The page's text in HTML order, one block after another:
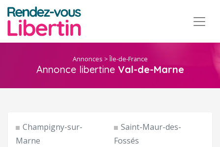
Annonces >Île-de-France
Annonce libertineVal-de-Marne
Champigny-sur-
Marne
Saint-Maur-des-
Fossés